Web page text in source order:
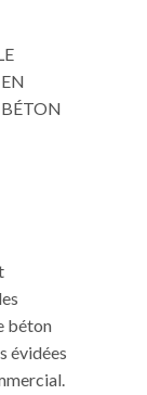
béton
évidées